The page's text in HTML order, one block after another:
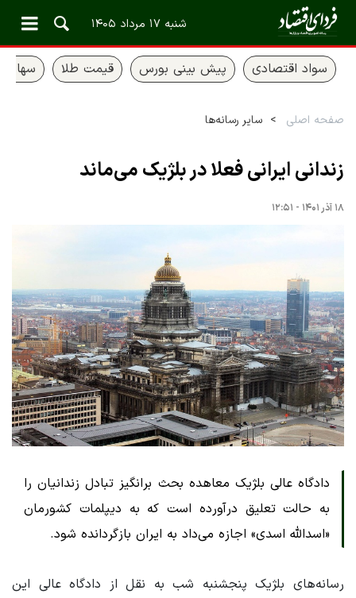
شنبه ۱۷ مرداد ۱۴۰۵
سواد اقتصادی پیش بینی بورس قیمت طلا سهام
صفحه اصلی سایر رسانه‌ها
زندانی ایرانی فعلا در بلژیک می‌ماند
۱۸ آذر ۱۴۰۱ - ۱۲:۵۱
دادگاه عالی بلژیک معاهده بحث برانگیز تبادل زندانیان را
به حالت تعلیق درآورده است که به دیپلمات کشورمان
«اسدالله اسدی» اجازه می‌داد به ایران بازگردانده شود.
رسانه‌های بلژیک پنجشنبه شب به نقل از دادگاه عالی این